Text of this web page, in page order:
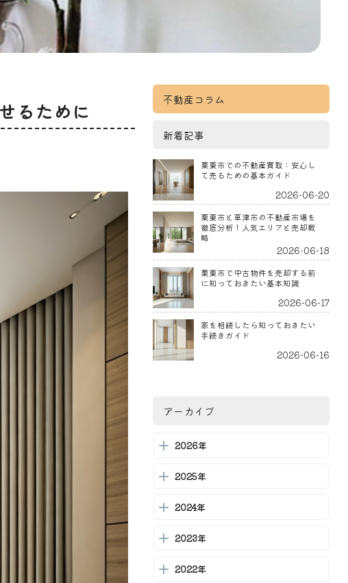
るために 不動産コラム
新着記事
栗東市での不動産買取：安心し
て売るための基本ガイド
2026-06-20
栗東市と草津市の不動産市場を
徹底分析！人気エリアと売却戦
略
2026-06-18
栗東市で中古物件を売却する前
に知っておきたい基本知識
2026-06-17
家を相続したら知っておきたい
手続きガイド
2026-06-16
識と選び方ガイド
栗東市・草津市の不動産市場を
ア
栗東市の中古物件査定ガイド：
アーカイブ
2026年
2025年
2024年
2023年
2022年